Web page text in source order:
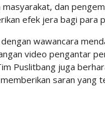
dan
efek jera bagi para
wawancara
video pengantar
Puslitbang juga
saran yang